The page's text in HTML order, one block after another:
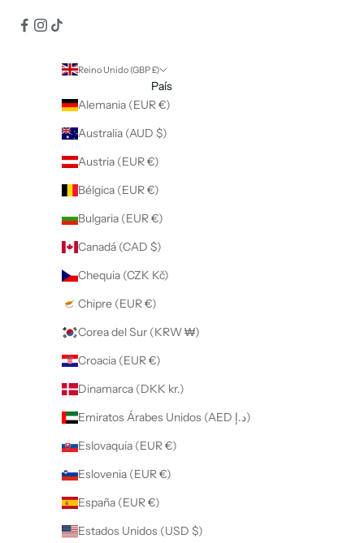
Reino Unido (GBP £)
País
Alemania (EUR €)
Australia (AUD $)
Austria (EUR €)
Bélgica (EUR €)
Bulgaria (EUR €)
Canadá (CAD $)
Chequia (CZK Kč)
Chipre (EUR €)
Corea del Sur (KRW ₩)
Croacia (EUR €)
Dinamarca (DKK kr.)
Emiratos Árabes Unidos (AED د.إ)
Eslovaquia (EUR €)
Eslovenia (EUR €)
España (EUR €)
Estados Unidos (USD $)